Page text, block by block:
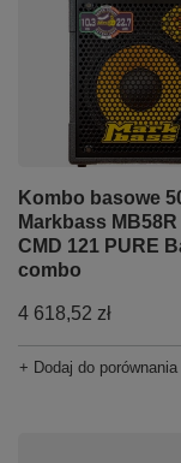
Kombo basowe
Markbass MB58R
CMD 121 PURE
combo
4 618,52 zł
+ Dodaj do porównania